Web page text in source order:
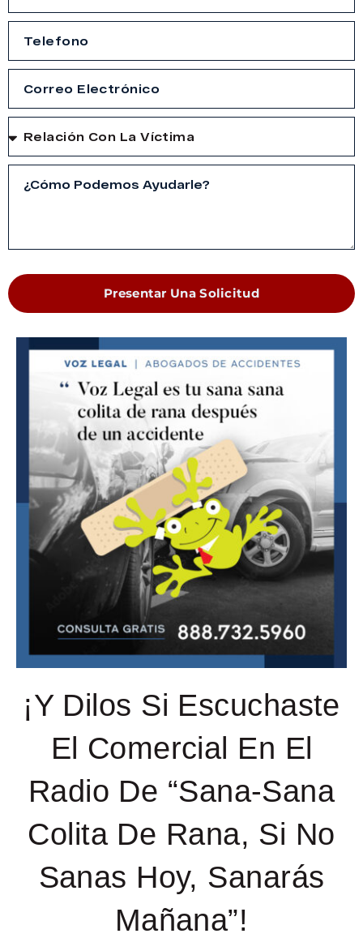
Presentar Una Solicitud
¡Y Dilos Si Escuchaste
El Comercial En El
Radio De “Sana-Sana
Colita De Rana, Si No
Sanas Hoy, Sanarás
Mañana”!